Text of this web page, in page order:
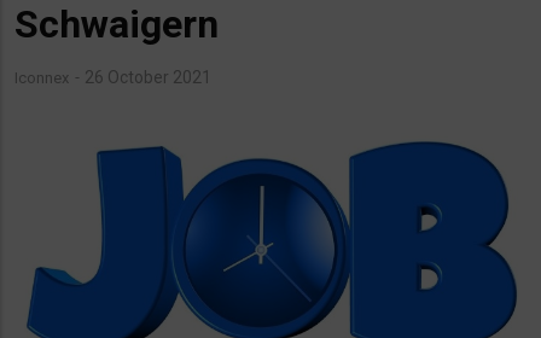
Schwaigern
Iconnex 26 October 2021